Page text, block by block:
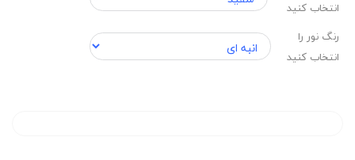
انتخاب کنید
رنگ نور را
انتخاب کنید